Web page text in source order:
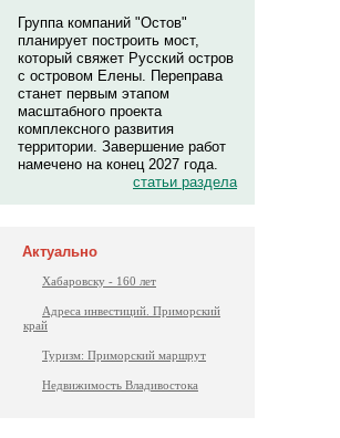
Группа компаний "Остов"
планирует построить мост,
который свяжет Русский остров
с островом Елены. Переправа
станет первым этапом
масштабного проекта
комплексного развития
территории. Завершение работ
намечено на конец 2027 года.
статьи раздела
Актуально
Хабаровску - 160 лет
Адреса инвестиций. Приморский
край
Туризм: Приморский маршрут
Недвижимость Владивостока